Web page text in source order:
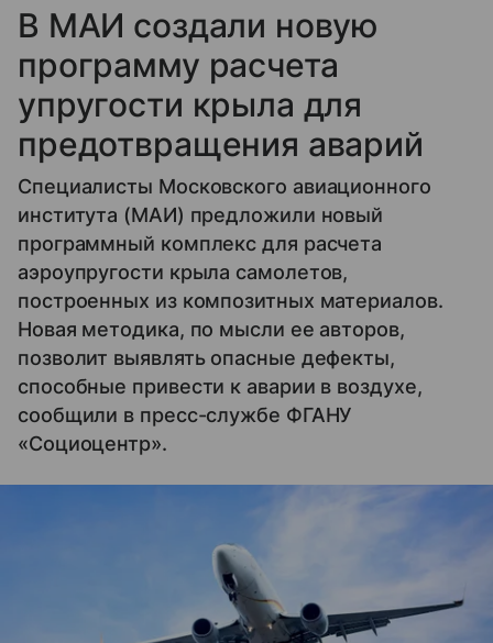
В МАИ создали новую
программу расчета
упругости крыла для
предотвращения аварий
Специалисты Московского авиационного
института (МАИ) предложили новый
программный комплекс для расчета
аэроупругости крыла самолетов,
построенных из композитных материалов.
Новая методика, по мысли ее авторов,
позволит выявлять опасные дефекты,
способные привести к аварии в воздухе,
сообщили в пресс-службе ФГАНУ
«Cоциоцентр».